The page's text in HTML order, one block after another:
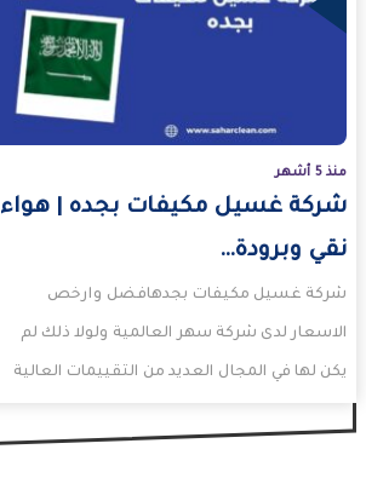
منذ 5 أشهر
شركة غسيل مكيفات بجده | هواء
نقي وبرودة…
شركة غسيل مكيفات بجدهافضل وارخص
الاسعار لدى شركة سهر العالمية ولولا ذلك لم
يكن لها في المجال العديد من التقييمات العالية